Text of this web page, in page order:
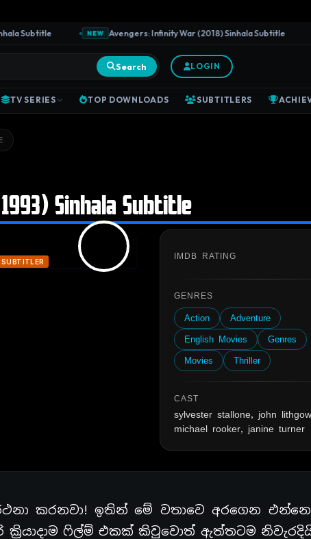
Subtitle NEW Avengers: Infinity War (2018) Sinhala Subtitle
Search LOGIN
TV SERIES TOP DOWNLOADS SUBTITLERS
Sinhala Subtitle
IMDB RATING
GENRES
Action
Adventure
English Movies
Genres
Movies
Thriller
CAST
sylvester stallone, john
michael rooker, janine turner
කරනවා! ඉතින් මේ වතාවෙ අරගෙන
ක්‍රියාදාම ෆිල්ම් එකක් කිවුවොත් ඇත්තටම